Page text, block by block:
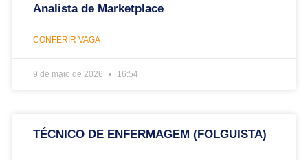
Analista de Marketplace
CONFERIR VAGA
9 de maio de 2026 16:54
TÉCNICO DE ENFERMAGEM (FOLGUISTA)